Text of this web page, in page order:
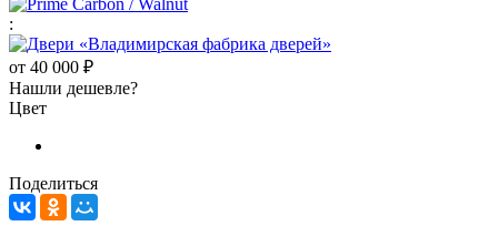
:
от 40 000 ₽
Нашли дешевле?
Цвет
Поделиться